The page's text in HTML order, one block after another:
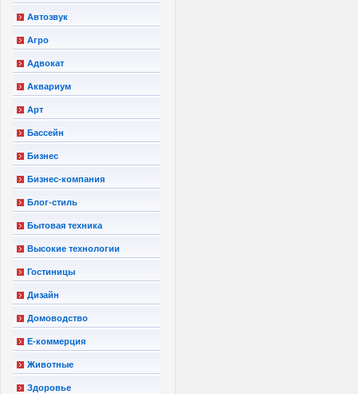
Автозвук
Агро
Адвокат
Аквариум
Арт
Бассейн
Бизнес
Бизнес-компания
Блог-стиль
Бытовая техника
Высокие технологии
Гостиницы
Дизайн
Домоводство
Е-коммерция
Животные
Здоровье